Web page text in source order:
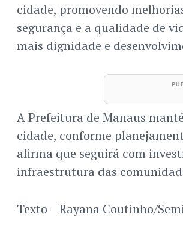
cidade, promovendo
segurança e a qualidade de
mais dignidade e
A Prefeitura de Manaus
cidade, conforme
afirma que seguirá com
infraestrutura das
Texto – Rayana Coutinho/